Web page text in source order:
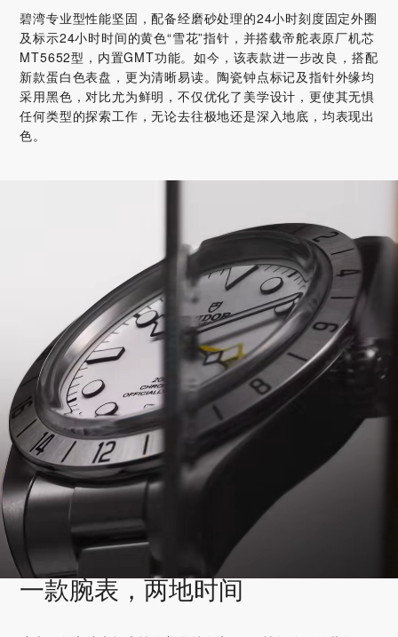
碧湾专业型性能坚固，配备经磨砂处理的24小时刻度固定外圈
及标示24小时时间的黄色“雪花”指针，并搭载帝舵表原厂机芯
MT5652型，内置GMT功能。如今，该表款进一步改良，搭配
新款蛋白色表盘，更为清晰易读。陶瓷钟点标记及指针外缘均
采用黑色，对比尤为鲜明，不仅优化了美学设计，更使其无惧
任何类型的探索工作，无论去往极地还是深入地底，均表现出
色。
一款腕表，两地时间